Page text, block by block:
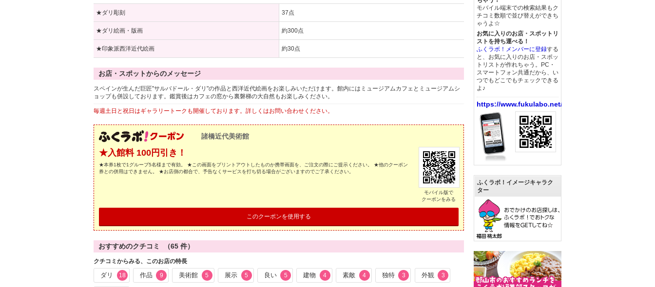
★ダリ彫刻 37点
★ダリ絵画・版画 約300点
★印象派西洋近代絵画 約30点
お店・スポットからのメッセージ
スペインが生んだ巨匠"サルバドール・ダリ"の作品と西洋近代絵画をお楽しみいただけます。館内にはミュージアムカフェとミュージアムシ
ョップも併設しております。鑑賞後はカフェの窓から裏磐梯の大自然もお楽しみください。
毎週土日と祝日はギャラリートークも開催しております。詳しくはお問い合わせください。
諸橋近代美術館
★入館料 100円引き！
★本券1枚で1グループ5名様まで有効。 ★この画面をプリントアウトしたものか携帯画面を、ご注文の際にご提示ください。 ★他のクーポン
券との併用はできません。 ★お店側の都合で、予告なくサービスを打ち切る場合がございますのでご了承ください。
モバイル版で
クーポンをみる
このクーポンを使用する
おすすめのクチコミ （65 件）
クチコミからみる、このお店の特長
ダリ 18 作品 9 美術館 5 展示 5 良い 5 建物 4 素敵 4 独特 3 外観 3
モバイル端末での検索結果もク
チコミ数順で並び替えができち
ゃうよ☆
お気に入りのお店・スポットリ
ストを持ち運べる！
ふくラボ！メンバーに登録する
と、お気に入りのお店・スポッ
トリストが作れちゃう。PC・
スマートフォン共通だから、い
つでもどこでもチェックできる
よ♪
https://www.fukulabo.net/
ふくラボ！イメージキャラク
ター